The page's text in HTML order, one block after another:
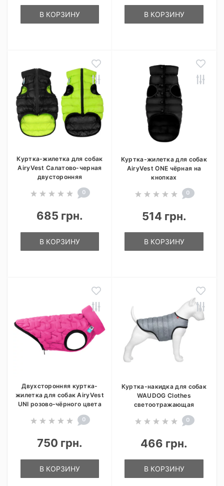
В КОРЗИНУ В КОРЗИНУ
Куртка-жилетка для собак
AiryVest Салатово-черная
двусторонняя
0
685 грн.
В КОРЗИНУ
Куртка-жилетка для собак
AiryVest ONE чёрная на
кнопках
0
514 грн.
В КОРЗИНУ
Двухсторонняя куртка-
жилетка для собак AiryVest
UNI розово-чёрного цвета
0
750 грн.
В КОРЗИНУ
Куртка-накидка для собак
WAUDOG Clothes
светоотражающая
0
466 грн.
В КОРЗИНУ